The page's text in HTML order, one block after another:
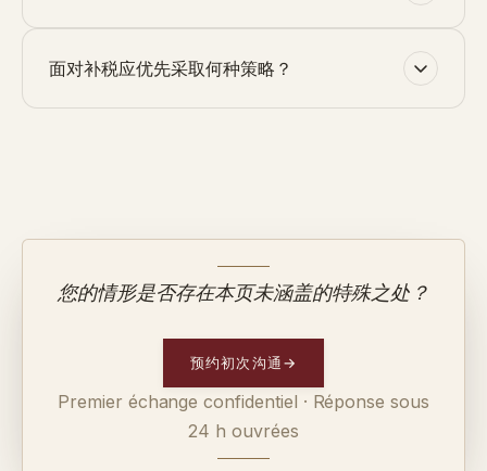
面对补税应优先采取何种策略？
您的情形是否存在本页未涵盖的特殊之处？
预约初次沟通→
Premier échange confidentiel · Réponse sous
24 h ouvrées